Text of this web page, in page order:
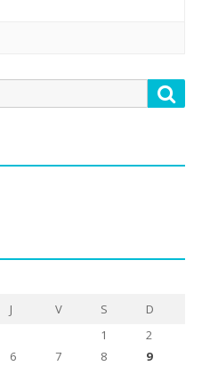
J V S
D
1
2
6 7 8
9